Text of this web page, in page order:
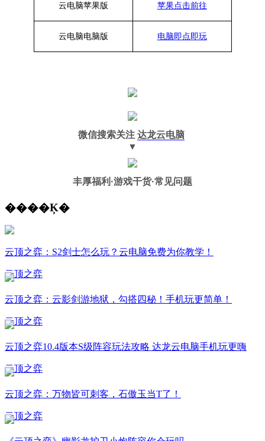
云电脑苹果版 苹果点击前往
云电脑电脑版 电脑即点即玩
微信搜索关注 达龙云电脑
▼
丰厚福利 ·游戏干货·常见问题
����Ķ�
云顶之弈：S2剑士怎么玩？云电脑免费为你教学！
云顶之弈
云顶之弈：云影剑游地狱，勾搭四秘！手机玩更简单！
云顶之弈
云顶之弈10.4版本S级阵容玩法攻略 达龙云电脑手机玩更嗨
云顶之弈
云顶之弈：万物皆可刺客，石傲玉当T了！
云顶之弈